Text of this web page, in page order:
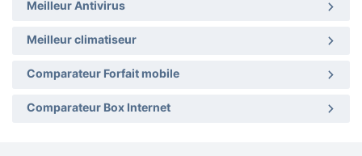
Meilleur Antivirus
Meilleur climatiseur
Comparateur Forfait mobile
Comparateur Box Internet